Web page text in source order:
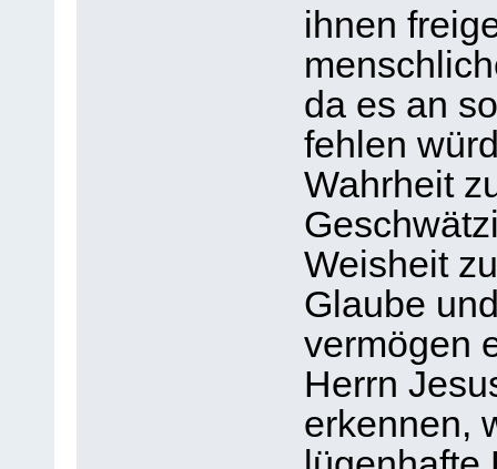
ihnen
da es an
fehlen
Wahrheit
Weisheit
Glaube
vermögen
Herrn
erkennen,